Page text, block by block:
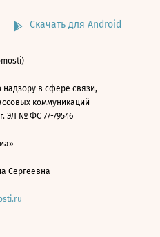
Скачать для Android
в сфере связи,
коммуникаций
ЭЛ № ФС 77-79546
Сергеевна